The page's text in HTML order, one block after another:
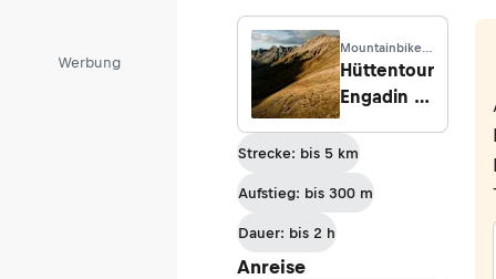
Werbung
Mountainbike ·
Graubünden
Hüttentour
Engadin -
Alp Grüm -
Parkhütte
Varusch
Strecke: bis 5 km
Aufstieg: bis 300 m
Dauer: bis 2 h
Anreise